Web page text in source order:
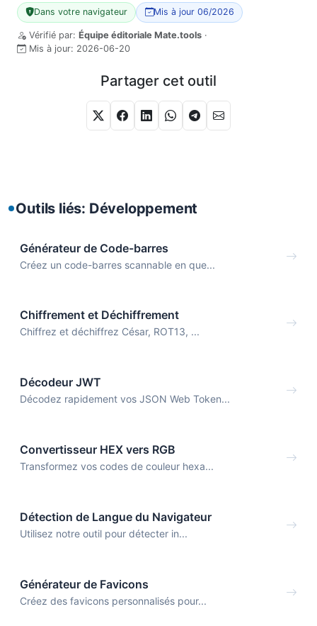
Dans votre navigateur Mis à jour 06/2026
Vérifié par: Équipe éditoriale Mate.tools ·
Mis à jour: 2026-06-20
Partager cet outil
Outils liés: Développement
Générateur de Code-barres
Créez un code-barres scannable en que...
Chiffrement et Déchiffrement
Chiffrez et déchiffrez César, ROT13, ...
Décodeur JWT
Décodez rapidement vos JSON Web Token...
Convertisseur HEX vers RGB
Transformez vos codes de couleur hexa...
Détection de Langue du Navigateur
Utilisez notre outil pour détecter in...
Générateur de Favicons
Créez des favicons personnalisés pour...